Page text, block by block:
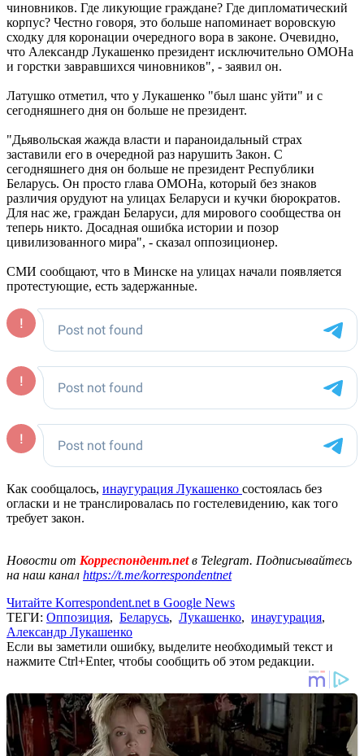
чиновников. Где ликующие граждане? Где дипломатический
корпус? Честно говоря, это больше напоминает воровскую
сходку для коронации очередного вора в законе. Очевидно,
что Александр Лукашенко президент исключительно ОМОНа
и горстки завравшихся чиновников", - заявил он.
Латушко отметил, что у Лукашенко "был шанс уйти" и с
сегодняшнего дня он больше не президент.
"Дьявольская жажда власти и параноидальный страх
заставили его в очередной раз нарушить Закон. С
сегодняшнего дня он больше не президент Республики
Беларусь. Он просто глава ОМОНа, который без знаков
различия орудуют на улицах Беларуси и кучки бюрократов.
Для нас же, граждан Беларуси, для мирового сообщества он
теперь никто. Досадная ошибка истории и позор
цивилизованного мира", - сказал оппозиционер.
СМИ сообщают, что в Минске на улицах начали появляется
протестующие, есть задержанные.
Как сообщалось, инаугурация Лукашенко состоялась без
огласки и не транслировалась по гостелевидению, как того
требует закон.
Новости от Корреспондент.netв Telegram. Подписывайтесь
на наш канал https://t.me/korrespondentnet
Читайте Korrespondent.net в Google News
ТЕГИ: Оппозиция, Беларусь, Лукашенко, инаугурация,
Александр Лукашенко
Если вы заметили ошибку, выделите необходимый текст и
нажмите Ctrl+Enter, чтобы сообщить об этом редакции.